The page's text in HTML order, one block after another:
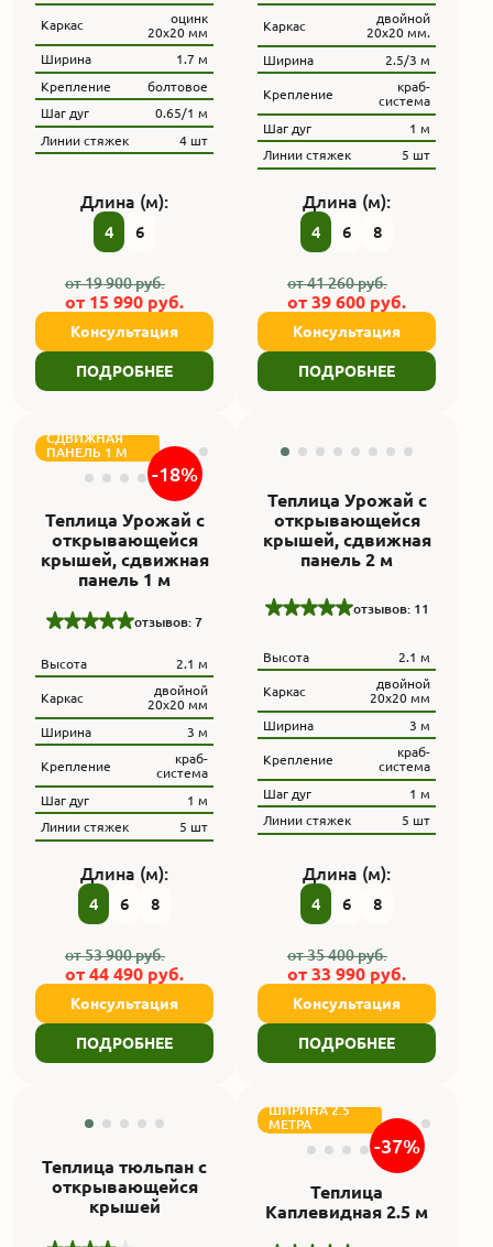
Каркас
оцинк
20х20 мм
Ширина
1.7 м
Крепление
болтовое
Шаг дуг
0.65/1 м
Линии стяжек
4 шт
Длина (м):
4 6
от19 900руб.
от15 990руб.
Консультация
ПОДРОБНЕЕ
Каркас
двойной
20х20 мм.
Ширина
2.5/3 м
Крепление
краб-
система
Шаг дуг
1 м
Линии стяжек
5 шт
Длина (м):
4 6 8
от41 260руб.
от39 600руб.
Консультация
ПОДРОБНЕЕ
СДВИЖНАЯ
ПАНЕЛЬ 1 М
-18%
Теплица Урожай с
открывающейся
крышей, сдвижная
панель 1 м
отзывов: 7
Высота 2.1 м
Каркас
двойной
20x20 мм
Ширина
3 м
Крепление
краб-
система
Шаг дуг
1 м
Линии стяжек
5 шт
Длина (м):
4 6 8
от53 900руб.
от44 490руб.
Консультация
ПОДРОБНЕЕ
Теплица Урожай с
открывающейся
крышей, сдвижная
панель 2 м
отзывов: 11
Высота 2.1 м
Каркас
двойной
20x20 мм
Ширина
3 м
Крепление
краб-
система
Шаг дуг
1 м
Линии стяжек
5 шт
Длина (м):
4 6 8
от35 400руб.
от33 990руб.
Консультация
ПОДРОБНЕЕ
Теплица тюльпан с
открывающейся
крышей
ШИРИНА 2.5
МЕТРА
-37%
Теплица
Каплевидная 2.5 м